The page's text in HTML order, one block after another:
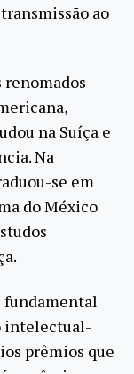
ao
renomados
na Suíça e
Na
se em
do México
fundamental
intelectual-
prêmios que